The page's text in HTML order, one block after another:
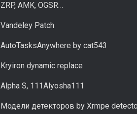
ZRP, AMK, OGSR…
Vandeley Patch
AutoTasksAnywhere by cat543
Kryiron dynamic replace
Alpha S, 111Alyosha111
Модели детекторов by Xrmpe